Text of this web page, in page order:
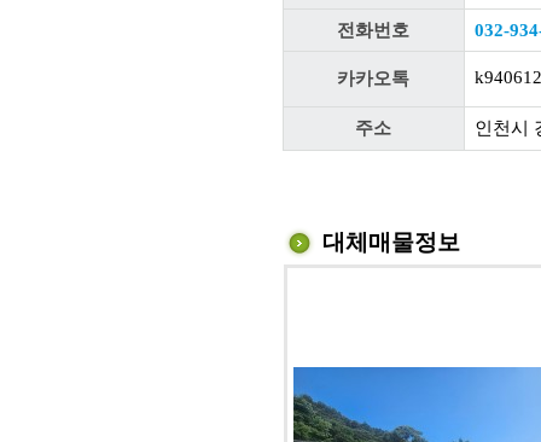
전화번호 032-
카카오톡
주소 인천시
대체매물정보